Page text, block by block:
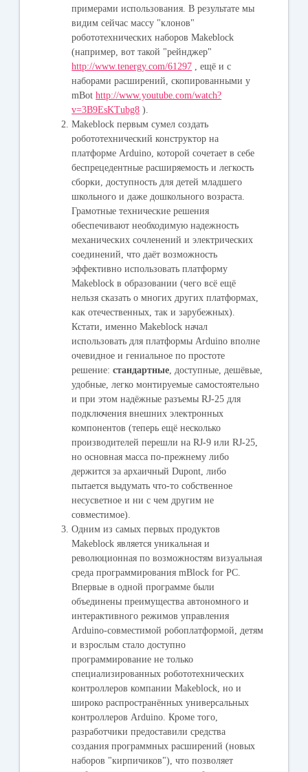
примерами использования. В результате мы
видим сейчас массу "клонов"
робототехнических наборов Makeblock
(например, вот такой "рейнджер"
http://www.tenergy.com/61297 , ещё и с
наборами расширений, скопированными у
mBothttp://www.youtube.com/watch?
v=3B9EsKTubg8 ).
Makeblock первым сумел создать
робототехнический конструктор на
платформе Arduino, которой сочетает в себе
беспрецедентные расширяемость и легкость
сборки, доступность для детей младшего
школьного и даже дошкольного возраста.
Грамотные технические решения
обеспечивают необходимую надежность
механических сочленений и электрических
соединений, что даёт возможность
эффективно использовать платформу
Makeblock в образовании (чего всё ещё
нельзя сказать о многих других платформах,
как отечественных, так и зарубежных).
Кстати, именно Makeblock начал
использовать для платформы Arduino вполне
очевидное и гениальное по простоте
решение:стандартные , доступные, дешёвые,
удобные, легко монтируемые самостоятельно
и при этом надёжные разъемы RJ-25 для
подключения внешних электронных
компонентов (теперь ещё несколько
производителей перешли на RJ-9 или RJ-25,
но основная масса по-прежнему либо
держится за архаичный Dupont, либо
пытается выдумать что-то собственное
несусветное и ни с чем другим не
совместимое).
Одним из самых первых продуктов
Makeblock является уникальная и
революционная по возможностям визуальная
среда программирования mBlock for PC.
Впервые в одной программе были
объединены преимущества автономного и
интерактивного режимов управления
Arduino-совместимой робоплатформой, детям
и взрослым стало доступно
программирование не только
специализированных робототехнических
контроллеров компании Makeblock, но и
широко распространённых универсальных
контроллеров Arduino. Кроме того,
разработчики предоставили средства
создания программных расширений (новых
наборов "кирпичиков"), что позволяет